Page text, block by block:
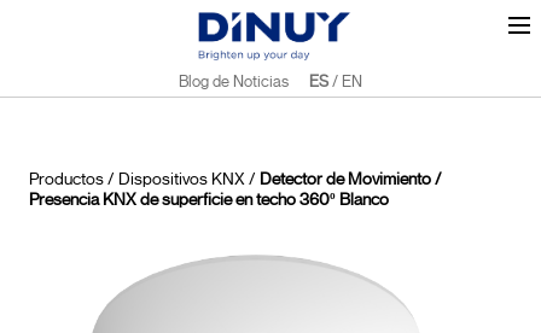
Blog de Noticias ES/ EN
Productos/ Dispositivos KNX/ Detector de Movimiento /
Presencia KNX de superficie en techo 360º Blanco